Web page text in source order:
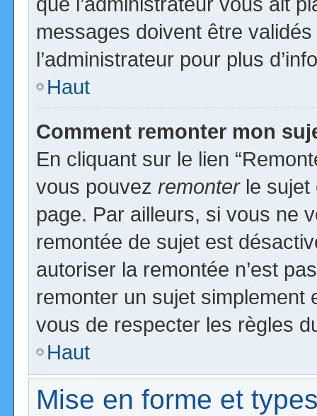
messages doivent être
l’administrateur pour plus
Haut
Comment remonter mon
En cliquant sur le lien
vous pouvez remonterle sujet
page. Par ailleurs, si vous ne
remontée de sujet est
autoriser la remontée n’est
remonter un sujet
vous de respecter les règles
Haut
Mise en forme et